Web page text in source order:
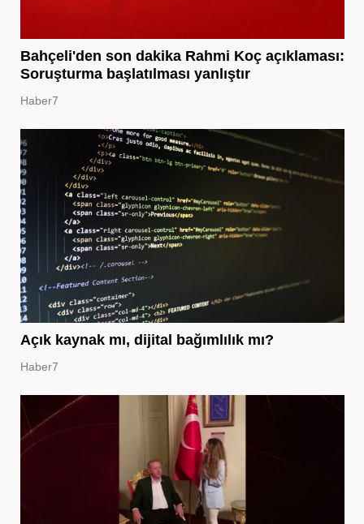
Bahçeli'den son dakika Rahmi Koç açıklaması:
Soruşturma başlatılması yanlıştır
Haber7
Açık kaynak mı, dijital bağımlılık mı?
Haber7